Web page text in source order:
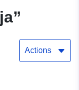
Actions